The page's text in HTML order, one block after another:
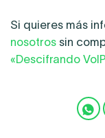
Si quieres más
nosotros sin
«Descifrando